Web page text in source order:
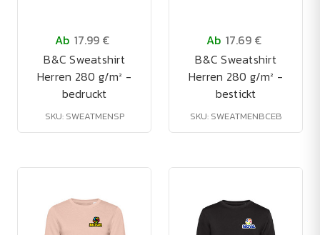
Ab 17.99 €
B&C Sweatshirt
Herren 280 g/m² -
bedruckt
SKU: SWEATMENSP
Ab 17.69 €
B&C Sweatshirt
Herren 280 g/m² -
bestickt
SKU: SWEATMENBCEB